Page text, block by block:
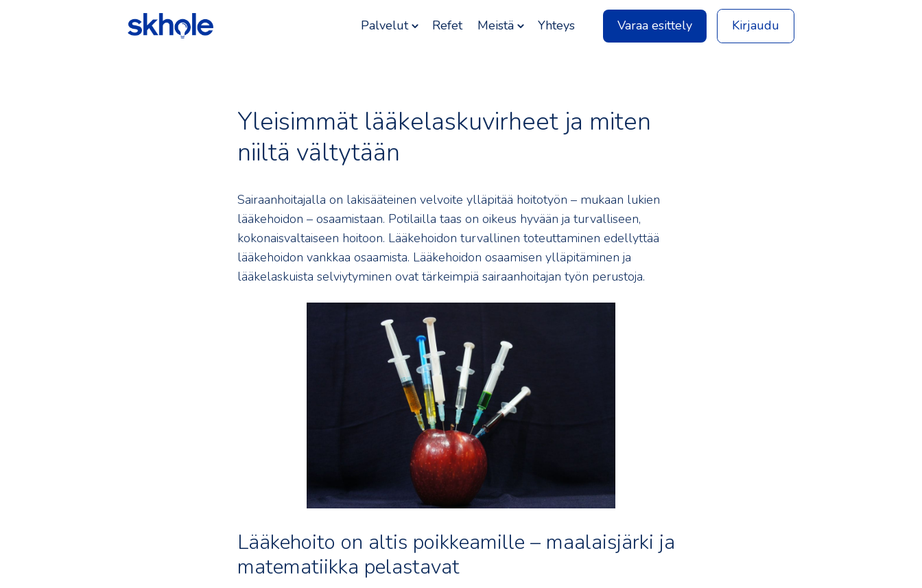
Palvelut Refet Meistä Yhteys Varaa esittely Kirjaudu
Yleisimmät lääkelaskuvirheet ja miten
niiltä vältytään
Sairaanhoitajalla on lakisääteinen velvoite ylläpitää hoitotyön – mukaan lukien
lääkehoidon – osaamistaan. Potilailla taas on oikeus hyvään ja turvalliseen,
kokonaisvaltaiseen hoitoon. Lääkehoidon turvallinen toteuttaminen edellyttää
lääkehoidon vankkaa osaamista. Lääkehoidon osaamisen ylläpitäminen ja
lääkelaskuista selviytyminen ovat tärkeimpiä sairaanhoitajan työn perustoja.
Lääkehoito on altis poikkeamille – maalaisjärki ja
matematiikka pelastavat